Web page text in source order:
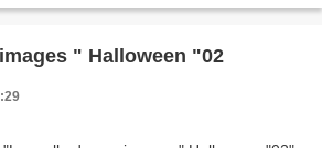
" Halloween "02